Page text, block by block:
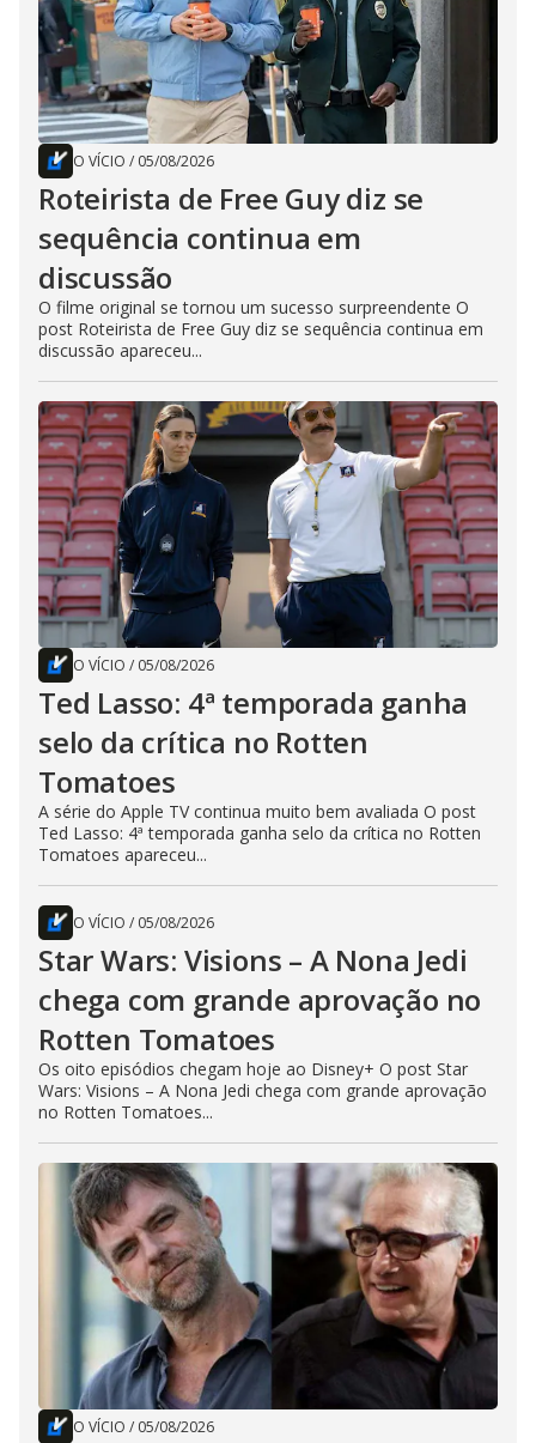
O VÍCIO / 05/08/2026
Roteirista de Free Guy diz se
sequência continua em
discussão
O filme original se tornou um sucesso surpreendente O
post Roteirista de Free Guy diz se sequência continua em
discussão apareceu...
O VÍCIO / 05/08/2026
Ted Lasso: 4ª temporada ganha
selo da crítica no Rotten
Tomatoes
A série do Apple TV continua muito bem avaliada O post
Ted Lasso: 4ª temporada ganha selo da crítica no Rotten
Tomatoes apareceu...
O VÍCIO / 05/08/2026
Star Wars: Visions – A Nona Jedi
chega com grande aprovação no
Rotten Tomatoes
Os oito episódios chegam hoje ao Disney+ O post Star
Wars: Visions – A Nona Jedi chega com grande aprovação
no Rotten Tomatoes...
O VÍCIO / 05/08/2026